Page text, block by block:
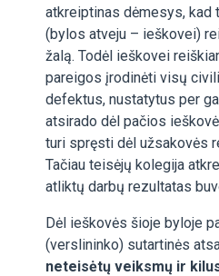
atkreiptinas dėmesys, kad
(bylos atveju – ieškovei)
žalą. Todėl ieškovei
pareigos įrodinėti visų
defektus, nustatytus per
atsirado dėl pačios
turi spręsti dėl užsakovės
Tačiau teisėjų kolegija
atliktų darbų rezultatas
Dėl ieškovės šioje byloje
(verslininko) sutartinės
neteisėtų veiksmų ir